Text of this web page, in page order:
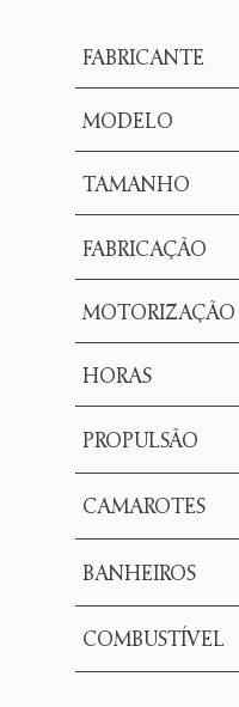
FABRICANTE
MODELO
TAMANHO
FABRICAÇÃO
MOTORIZAÇÃO
HORAS
PROPULSÃO
CAMAROTES
BANHEIROS
COMBUSTÍVEL